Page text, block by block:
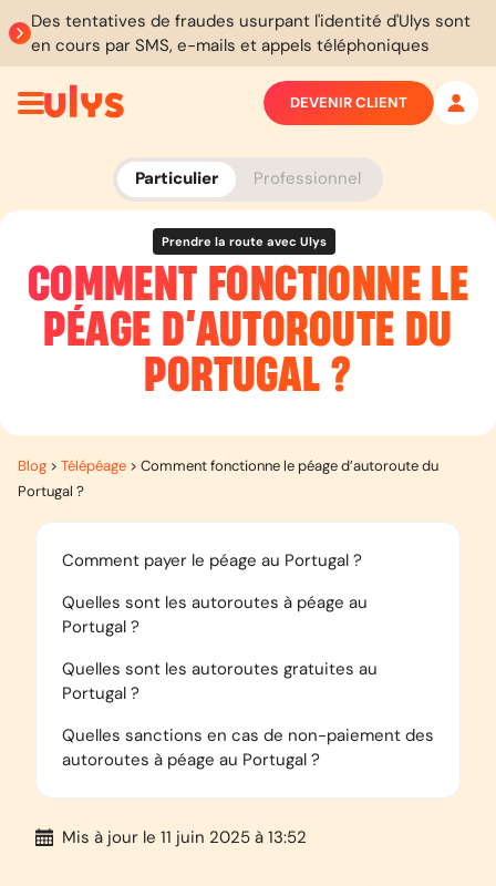
Des tentatives de fraudes usurpant l'identité d'Ulys sont
en cours par SMS, e-mails et appels téléphoniques
Particulier Professionnel
DEVENIR CLIENT
Prendre la route avec Ulys
COMMENT FONCTIONNE LE
PÉAGE D’AUTOROUTE DU
PORTUGAL ?
Blog > Télépéage > Comment fonctionne le péage d’autoroute du
Portugal ?
Comment payer le péage au Portugal ?
Quelles sont les autoroutes à péage au
Portugal ?
Quelles sont les autoroutes gratuites au
Portugal ?
Quelles sanctions en cas de non-paiement des
autoroutes à péage au Portugal ?
Mis à jour le 11 juin 2025 à 13:52